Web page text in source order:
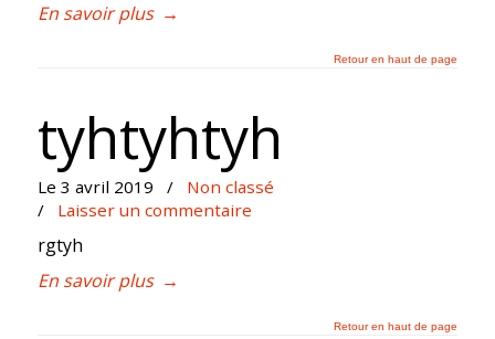
En savoir plus →
Retour en haut de page
tyhtyhtyh
Le 3 avril 2019 /
Non classé
/ Laisser un commentaire
rgtyh
En savoir plus →
Retour en haut de page